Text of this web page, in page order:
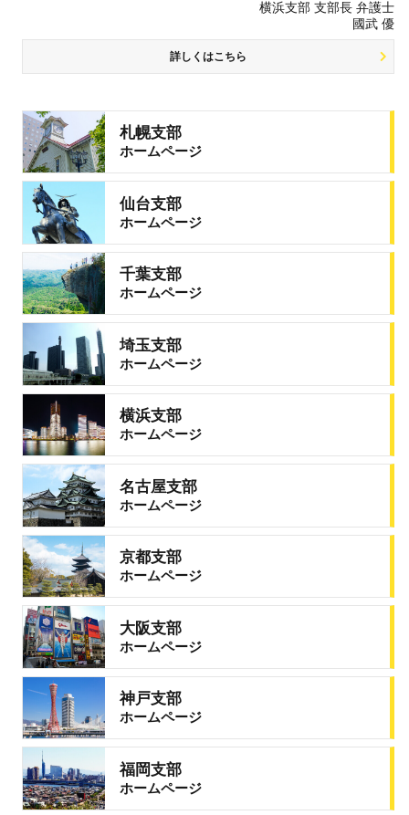
横浜支部 支部長 弁護士
國武 優
詳しくはこちら
札幌支部
ホームページ
仙台支部
ホームページ
千葉支部
ホームページ
埼玉支部
ホームページ
横浜支部
ホームページ
名古屋支部
ホームページ
京都支部
ホームページ
大阪支部
ホームページ
神戸支部
ホームページ
福岡支部
ホームページ